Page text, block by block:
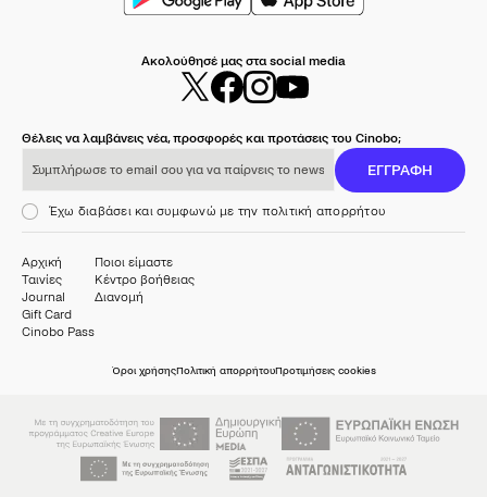
Ακολούθησέ μας στα social media
Θέλεις να λαμβάνεις νέα, προσφορές και προτάσεις του Cinobo;
ΕΓΓΡΑΦΗ
Έχω διαβάσει και συμφωνώ με την πολιτική απορρήτου
Αρχική
Ταινίες
Journal
Gift Card
Cinobo Pass
Ποιοι είμαστε
Κέντρο βοήθειας
Διανομή
Όροι χρήσηςΠολιτική απορρήτουΠροτιμήσεις cookies